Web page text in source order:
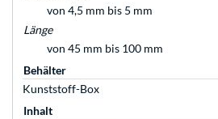
von 4,5 mm bis 5 mm
Länge
von 45 mm bis 100 mm
Behälter
Kunststoff-Box
Inhalt